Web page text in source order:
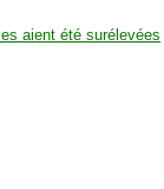
aient été surélevées